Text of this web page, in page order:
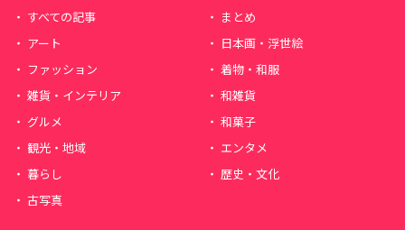
すべての記事
まとめ
アート
日本画・浮世絵
ファッション
着物・和服
雑貨・インテリア
和雑貨
グルメ
和菓子
観光・地域
エンタメ
暮らし
歴史・文化
古写真